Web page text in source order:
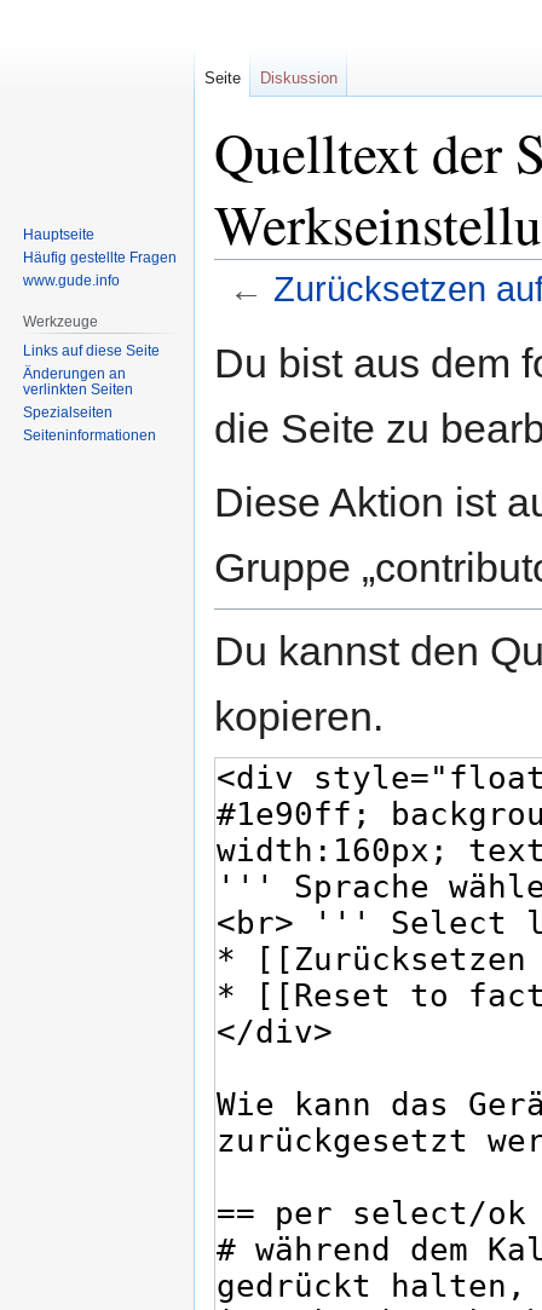
Quelltext der
← Zurücksetzen
Navigation
Suche
Du bist aus dem
die Seite zu
Diese Aktion ist
Gruppe
Du kannst den
kopieren.
Seite Diskussion
Hauptseite
Häufig gestellte Fragen
www.gude.info
Werkzeuge
Links auf diese Seite
Änderungen an
verlinkten Seiten
Spezialseiten
Seiten­informationen